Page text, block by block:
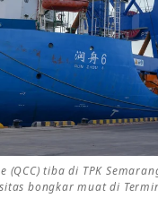
(QCC) tiba di TPK
bongkar muat di